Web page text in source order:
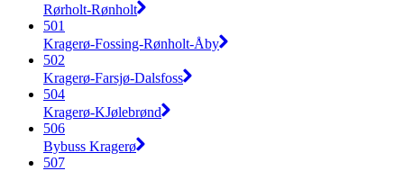
Rørholt-Rønholt
501
Kragerø-Fossing-Rønholt-Åby
502
Kragerø-Farsjø-Dalsfoss
504
Kragerø-KJølebrønd
506
Bybuss Kragerø
507